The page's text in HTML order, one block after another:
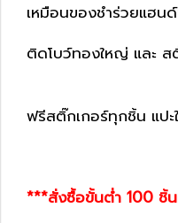
เหมือนของชำร่วยแฮน
ติดโบว์ทองใหญ่ และ ส
ฟรีสติ๊กเกอร์ทุกชิ้น แป
***สั่งซื้อขั้นต่ำ 100 ชิ้